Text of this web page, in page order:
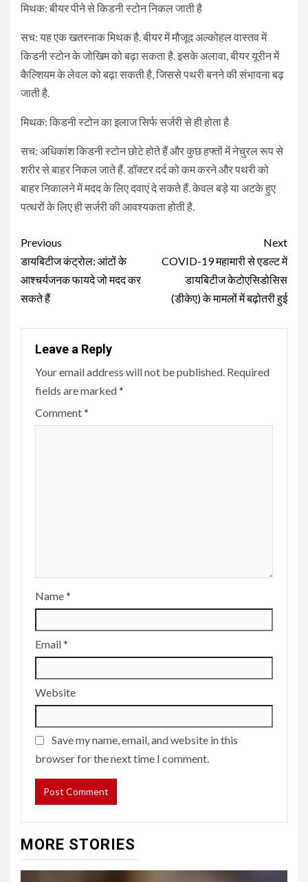
मिथक: बीयर पीने से किडनी स्टोन निकल जाती है
सच: यह एक खतरनाक मिथक है. बीयर में मौजूद अल्कोहल वास्तव में
किडनी स्टोन के जोखिम को बढ़ा सकता है. इसके अलावा, बीयर यूरीन में
कैल्शियम के लेवल को बढ़ा सकती है, जिससे पथरी बनने की संभावना बढ़
जाती है.
मिथक: किडनी स्टोन का इलाज सिर्फ सर्जरी से ही होता है
सच: अधिकांश किडनी स्टोन छोटे होते हैं और कुछ हफ्तों में नेचुरल रूप से
शरीर से बाहर निकल जाते हैं. डॉक्टर दर्द को कम करने और पथरी को
बाहर निकालने में मदद के लिए दवाएं दे सकते हैं. केवल बड़े या अटके हुए
पत्थरों के लिए ही सर्जरी की आवश्यकता होती है.
Continue
Reading
Previous
डायबिटीज कंट्रोल: आंटों के
आश्चर्यजनक फायदे जो मदद कर
सकते हैं
Next
COVID-19 महामारी से एडल्ट में
डायबिटीज केटोएसिडोसिस
(डीकेए) के मामलों में बढ़ोतरी हुई
Leave a Reply
Your email address will not be published. Required
fields are marked*
Comment*
Name*
Email*
Website
Save my name, email, and website in this
browser for the next time I comment.
MORE STORIES